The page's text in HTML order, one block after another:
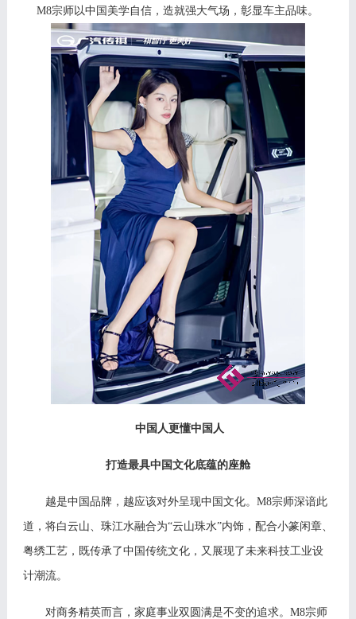
M8宗师以中国美学自信，造就强大气场，彰显车主品味。
中国人更懂中国人
打造最具中国文化底蕴的座舱
越是中国品牌，越应该对外呈现中国文化。 M8宗师深谙此
道，将白云山、珠江水融合为“云山珠水”内饰，配合小篆闲章、
粤绣工艺，既传承了中国传统文化，又展现了未来科技工业设
计潮流。
对商务精英而言，家庭事业双圆满是不变的追求。 M8宗师